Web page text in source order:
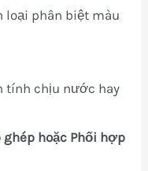
loại phân biệt màu
tính chịu nước hay
ghép hoặc Phối hợp